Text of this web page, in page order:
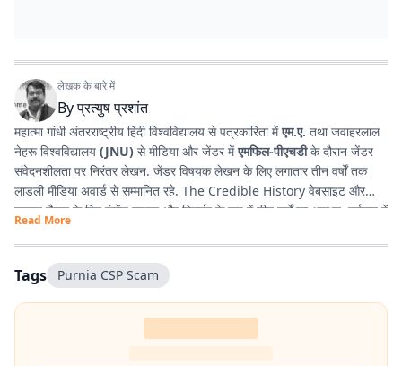
लेखक के बारे में
Byप्रत्युष प्रशांत
महात्मा गांधी अंतरराष्ट्रीय हिंदी विश्वविद्यालय से पत्रकारिता मेंएम.ए. तथा जवाहरलाल
नेहरू विश्वविद्यालय (JNU) से मीडिया और जेंडर मेंएमफिल-पीएचडीके दौरान जेंडर
संवेदनशीलता पर निरंतर लेखन. जेंडर विषयक लेखन के लिए लगातार तीन वर्षों तक
लाडली मीडिया अवार्ड से सम्मानित रहे. The Credible History वेबसाइट और
यूट्यूब चैनल के लिए कंटेंट राइटर और रिसर्चर के रूप में तीन वर्षों का अनुभव. वर्तमान में
प्रभात खबर डिजिटल
किताबें पढ़ने, वायलिन बजाने और कला-साहित्य में गहरी रुचि रखते हैं तथा बिहार को
सामाजिक, सांस्कृतिक और राजनीतिक दृष्टि से समझने में विशेष दिलचस्पी.
Read More
Tags Purnia CSP Scam